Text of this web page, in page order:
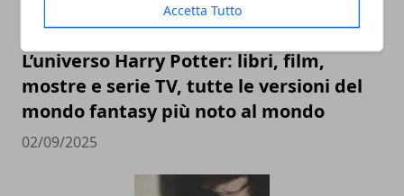
Accetta Tutto
L’universo Harry Potter: libri, film,
mostre e serie TV, tutte le versioni del
mondo fantasy più noto al mondo
02/09/2025